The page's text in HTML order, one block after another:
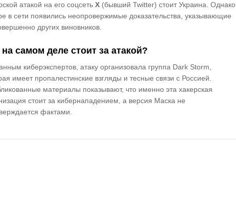
атакой на его соцсеть X (бывший Twitter) стоит Украина. Однако
в сети появились неопровержимые доказательства, указывающие
других виновников.
на самом деле стоит за атакой?
киберэкспертов, атаку организовала группа Dark Storm
имеет пропалестинские взгляды и тесные связи с Россией
материалы показывают, что именно эта хакерская
стоит за кибернападением, а версия Маска не
фактами.